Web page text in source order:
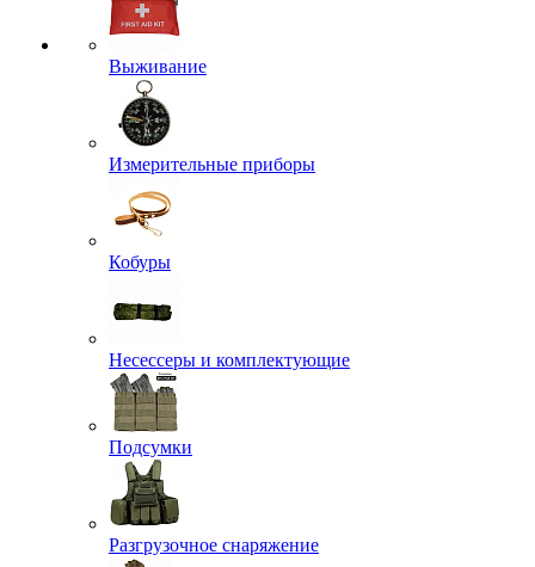
Выживание
Измерительные приборы
Кобуры
Несессеры и комплектующие
Подсумки
Разгрузочное снаряжение